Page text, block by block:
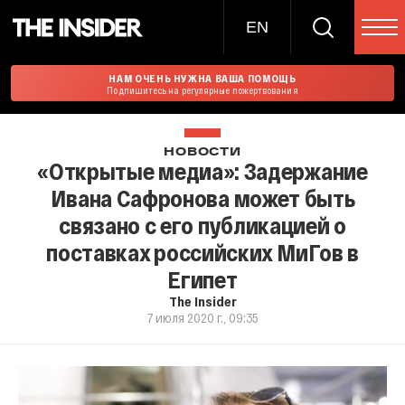
EN
НАМ ОЧЕНЬ НУЖНА ВАША ПОМОЩЬ
Подпишитесь на регулярные пожертвования
НОВОСТИ
«Открытые медиа»: Задержание
Ивана Сафронова может быть
связано с его публикацией о
поставках российских МиГов в
Египет
The Insider
7 июля 2020 г., 09:35